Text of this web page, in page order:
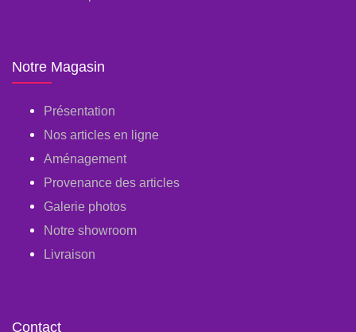
Notre Magasin
Présentation
Nos articles en ligne
Aménagement
Provenance des articles
Galerie photos
Notre showroom
Livraison
Contact